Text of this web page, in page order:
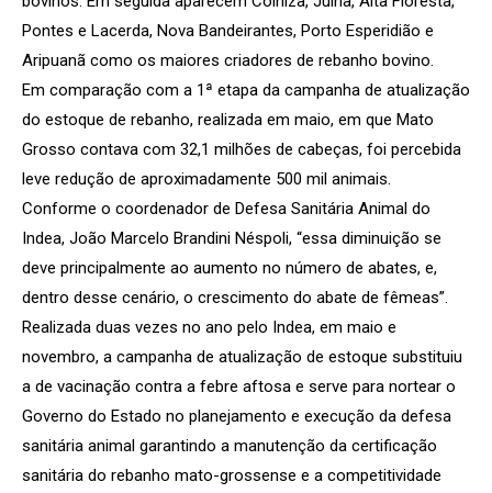
Pontes e Lacerda, Nova Bandeirantes, Porto Esperidião e
Aripuanã como os maiores criadores de rebanho bovino.
Em comparação com a 1ª etapa da campanha de atualização
do estoque de rebanho, realizada em maio, em que Mato
Grosso contava com 32,1 milhões de cabeças, foi percebida
leve redução de aproximadamente 500 mil animais.
Conforme o coordenador de Defesa Sanitária Animal do
Indea, João Marcelo Brandini Néspoli, “essa diminuição se
deve principalmente ao aumento no número de abates, e,
dentro desse cenário, o crescimento do abate de fêmeas”.
Realizada duas vezes no ano pelo Indea, em maio e
novembro, a campanha de atualização de estoque substituiu
a de vacinação contra a febre aftosa e serve para nortear o
Governo do Estado no planejamento e execução da defesa
sanitária animal garantindo a manutenção da certificação
sanitária do rebanho mato-grossense e a competitividade